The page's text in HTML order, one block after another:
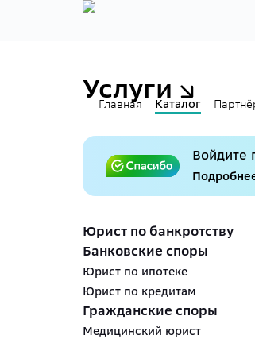
Главная Каталог
Услуги
Войдите
Юрист по банкротству
Банковские споры
Юрист по ипотеке
Юрист по кредитам
Гражданские споры
Медицинский юрист